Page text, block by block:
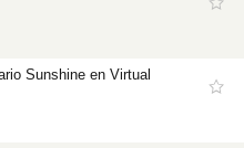
Sunshine en Virtual